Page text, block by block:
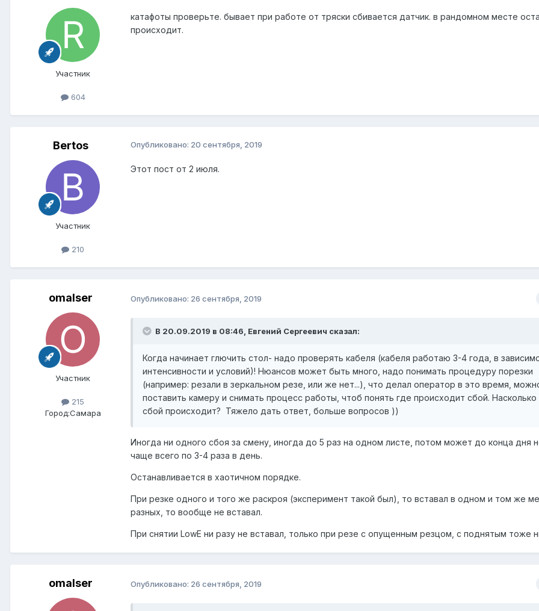
Участник
604
катафоты проверьте. бывает при работе от тряски сбивается датчик. в рандомном месте
происходит.
Bertos
Участник
210
Опубликовано: 20 сентября, 2019
Этот пост от 2 июля.
omalser
Участник
215
Город:Самара
Опубликовано: 26 сентября, 2019
В 20.09.2019 в 08:46, Евгений Сергеевич сказал:
Когда начинает глючить стол- надо проверять кабеля (кабеля работаю 3-4 года, в
интенсивности и условий)! Нюансов может быть много, надо понимать процедуру порезки
(например: резали в зеркальном резе, или же нет...), что делал оператор в это время,
поставить камеру и снимать процесс работы, чтоб понять где происходит сбой. Насколько
сбой происходит? Тяжело дать ответ, больше вопросов ))
Иногда ни одного сбоя за смену, иногда до 5 раз на одном листе, потом может до конца дня
чаще всего по 3-4 раза в день.
Останавливается в хаотичном порядке.
При резке одного и того же раскроя (эксперимент такой был), то вставал в одном и том же
разных, то вообще не вставал.
При снятии LowE ни разу не вставал, только при резе с опущенным резцом, с поднятым тоже
omalser Опубликовано: 26 сентября, 2019